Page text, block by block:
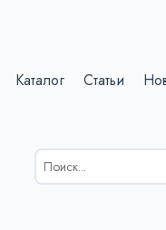
Каталог Статьи
Результаты
поиска